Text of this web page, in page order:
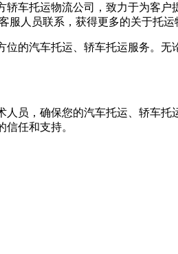
车托运物流公司，致力于为客户
人员联系，获得更多的关于托运
的汽车托运、轿车托运服务。无
员，确保您的汽车托运、轿车托
任和支持。